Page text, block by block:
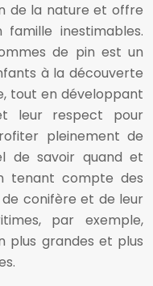
de la nature et offre
inestimables.
de pin est un
à la découverte
tout en développant
leur respect pour
pleinement de
de savoir quand et
tenant compte des
conifère et de leur
par exemple,
plus grandes et plus